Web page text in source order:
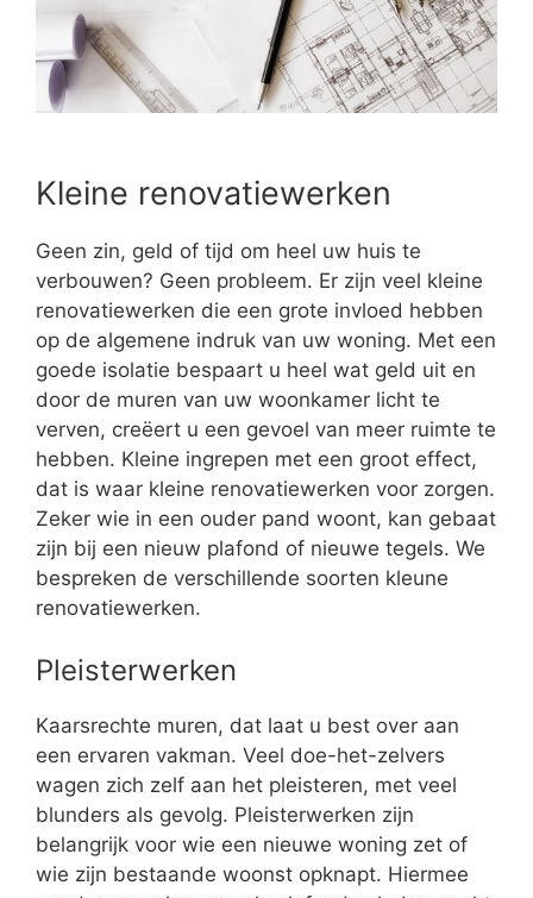
Kleine renovatiewerken
Geen zin, geld of tijd om heel uw huis te
verbouwen? Geen probleem. Er zijn veel kleine
renovatiewerken die een grote invloed hebben
op de algemene indruk van uw woning. Met een
goede isolatie bespaart u heel wat geld uit en
door de muren van uw woonkamer licht te
verven, creëert u een gevoel van meer ruimte te
hebben. Kleine ingrepen met een groot effect,
dat is waar kleine renovatiewerken voor zorgen.
Zeker wie in een ouder pand woont, kan gebaat
zijn bij een nieuw plafond of nieuwe tegels. We
bespreken de verschillende soorten kleune
renovatiewerken.
Pleisterwerken
Kaarsrechte muren, dat laat u best over aan
een ervaren vakman. Veel doe-het-zelvers
wagen zich zelf aan het pleisteren, met veel
blunders als gevolg. Pleisterwerken zijn
belangrijk voor wie een nieuwe woning zet of
wie zijn bestaande woonst opknapt. Hiermee